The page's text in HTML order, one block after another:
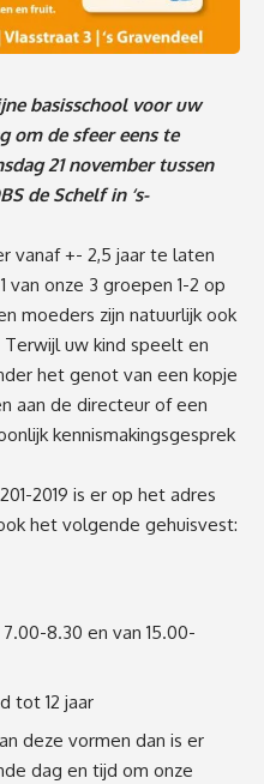
basisschool voor uw
om de sfeer eens te
21 november tussen
de Schelf in ‘s-
vanaf +- 2,5 jaar te laten
onze 3 groepen 1-2 op
moeders zijn natuurlijk ook
uw kind speelt en
het genot van een kopje
aan de directeur of een
kennismakingsgesprek
2019 is er op het adres
het volgende gehuisvest:
8.30 en van 15.00-
tot 12 jaar
deze vormen dan is er
dag en tijd om onze